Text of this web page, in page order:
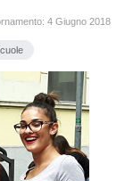
4 Giugno 2018